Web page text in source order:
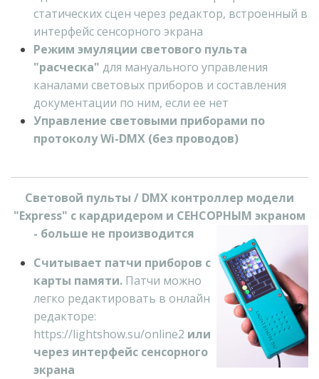
статических сцен через редактор, встроенный в
интерфейс сенсорного экрана
Режим эмуляции светового пульта
"расческа" для мануального управления
каналами световых приборов и составления
документации по ним, если ее нет
Управление световыми приборами по
протоколу Wi-DMX (без проводов)
Световой пульты / DMX контроллер модели
"Express" с кардридером и СЕНСОРНЫМ экраном
- больше не производится
Считывает патчи приборов с
карты памяти. Патчи можно
легко редактировать в онлайн
редакторе:
https://lightshow.su/online2 или
через интерфейс сенсорного
экрана